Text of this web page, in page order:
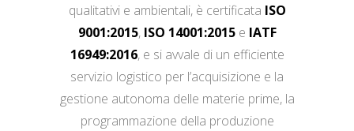
qualitativi e ambientali, è certificata ISO
9001:2015, ISO 14001:2015e IATF
16949:2016, e si avvale di un efficiente
servizio logistico per l’acquisizione e la
gestione autonoma delle materie prime, la
programmazione della produzione